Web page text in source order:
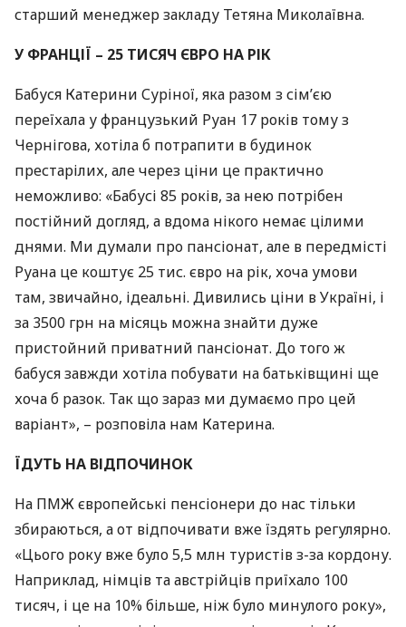
старший менеджер закладу Тетяна Миколаївна.
У ФРАНЦІЇ – 25 ТИСЯЧ ЄВРО НА РІК
Бабуся Катерини Суріної, яка разом з сім’єю
переїхала у французький Руан 17 років тому з
Чернігова, хотіла б потрапити в будинок
престарілих, але через ціни це практично
неможливо: «Бабусі 85 років, за нею потрібен
постійний догляд, а вдома нікого немає цілими
днями. Ми думали про пансіонат, але в передмісті
Руана це коштує 25 тис. євро на рік, хоча умови
там, звичайно, ідеальні. Дивились ціни в Україні, і
за 3500 грн на місяць можна знайти дуже
пристойний приватний пансіонат. До того ж
бабуся завжди хотіла побувати на батьківщині ще
хоча б разок. Так що зараз ми думаємо про цей
варіант», – розповіла нам Катерина.
ЇДУТЬ НА ВІДПОЧИНОК
На ПМЖєвропейські пенсіонери до нас тільки
збираються, а от відпочивати вже їздять регулярно.
«Цього року вже було 5,5 млн туристів з-за кордону.
Наприклад, німців та австрійців приїхало 100
тисяч, і це на 10% більше, ніж було минулого року»,